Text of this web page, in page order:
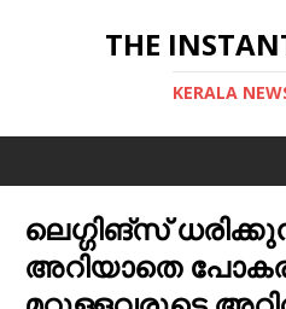
THE
KERALA
ലെഗ്ഗിങ്‌സ്
അറിയാതെ